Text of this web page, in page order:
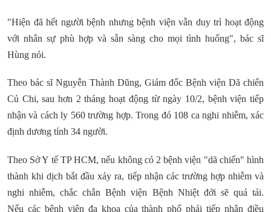
"Hiện đã hết người bệnh nhưng bệnh viện vẫn duy trì hoạt động
với nhân sự phù hợp và sẵn sàng cho mọi tình huống", bác sĩ
Hùng nói.
Theo bác sĩ Nguyễn Thành Dũng, Giám đốc Bệnh viện Dã chiến
Củ Chi, sau hơn 2 tháng hoạt động từ ngày 10/2, bệnh viện tiếp
nhận và cách ly 560 trường hợp. Trong đó 108 ca nghi nhiễm, xác
định dương tính 34 người.
Theo Sở Y tế TP HCM, nếu không có 2 bệnh viện "dã chiến" hình
thành khi dịch bắt đầu xảy ra, tiếp nhận các trường hợp nhiễm và
nghi nhiễm, chắc chắn Bệnh viện Bệnh Nhiệt đới sẽ quá tải.
Nếu các bệnh viện đa khoa của thành phố phải tiếp nhận điều